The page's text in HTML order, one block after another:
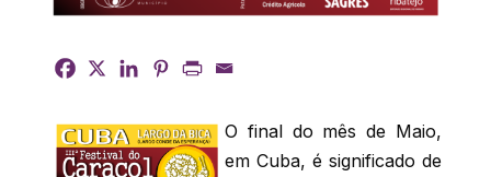
O final do mês de Maio,
em Cuba, é significado de